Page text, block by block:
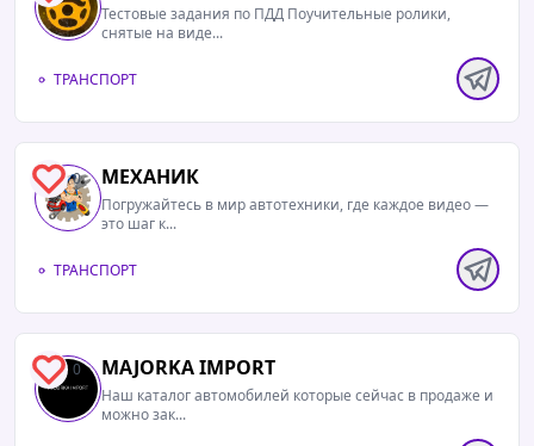
Тестовые задания по ПДД Поучительные ролики,
снятые на виде...
ТРАНСПОРТ
0 МЕХАНИК
Погружайтесь в мир автотехники, где каждое видео —
это шаг к...
ТРАНСПОРТ
0 MAJORKA IMPORT
Наш каталог автомобилей которые сейчас в продаже и
можно зак...